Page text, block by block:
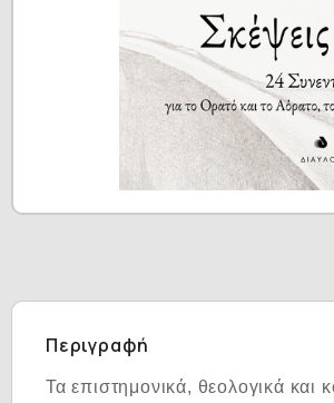
Περιγραφή
Τα επιστημονικά, θεολογικά